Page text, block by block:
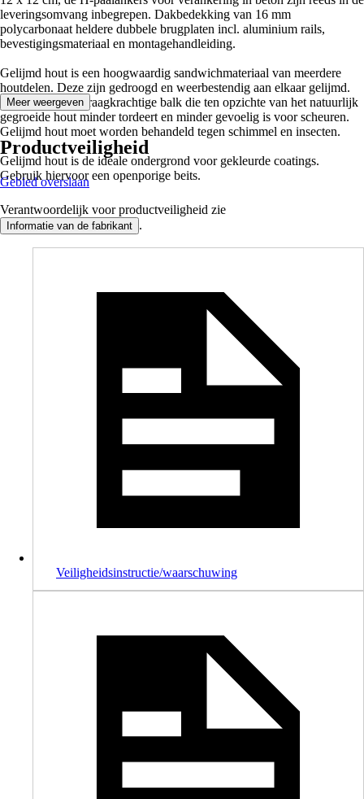
leveringsomvang inbegrepen. Dakbedekking van 16 mm
polycarbonaat heldere dubbele brugplaten incl. aluminium rails,
bevestigingsmateriaal en montagehandleiding.
Gelijmd hout is een hoogwaardig sandwichmateriaal van meerdere
houtdelen. Deze zijn gedroogd en weerbestendig aan elkaar gelijmd.
Zo ontstaat een draagkrachtige balk die ten opzichte van het natuurlijk
gegroeide hout minder tordeert en minder gevoelig is voor scheuren.
Gelijmd hout moet worden behandeld tegen schimmel en insecten.
Gelijmd hout is de ideale ondergrond voor gekleurde coatings.
Gebruik hiervoor een openporige beits.
Meer weergeven
Productveiligheid
Gebied overslaan
Verantwoordelijk voor productveiligheid zie
Informatie van de fabrikant .
Veiligheidsinstructie/waarschuwing